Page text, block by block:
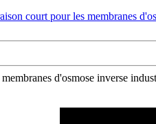
d'osmose inverse